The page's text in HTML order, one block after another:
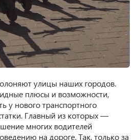
улицы наших городов.
плюсы и возможности,
у нового транспортного
Главный из которых —
многих водителей
на дороге. Так, только за